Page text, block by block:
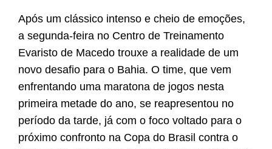
Após um clássico intenso e cheio de emoções,
a segunda-feira no Centro de Treinamento
Evaristo de Macedo trouxe a realidade de um
novo desafio para o Bahia. O time, que vem
enfrentando uma maratona de jogos nesta
primeira metade do ano, se reapresentou no
período da tarde, já com o foco voltado para o
próximo confronto na Copa do Brasil contra o